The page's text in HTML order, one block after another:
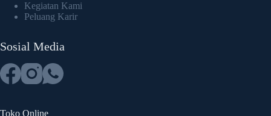
Kegiatan Kami
Peluang Karir
Sosial Media
Toko Online